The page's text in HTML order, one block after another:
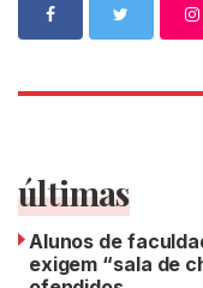
últimas
Alunos de
exigem “sala de